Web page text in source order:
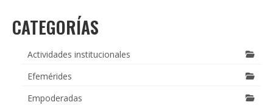
CATEGORÍAS
Actividades institucionales
Efemérides
Empoderadas